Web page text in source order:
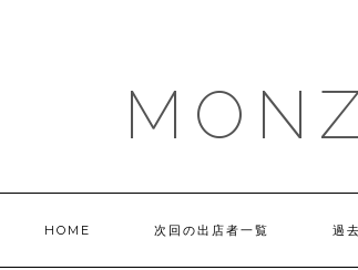
HOME 次回の出店者一覧 過